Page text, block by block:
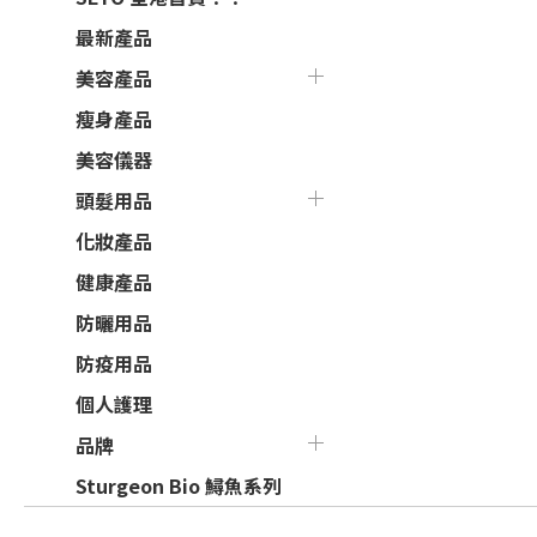
最新產品
美容產品
瘦身產品
美容儀器
頭髮用品
化妝產品
健康產品
防曬用品
防疫用品
個人護理
品牌
Sturgeon Bio 鱘魚系列